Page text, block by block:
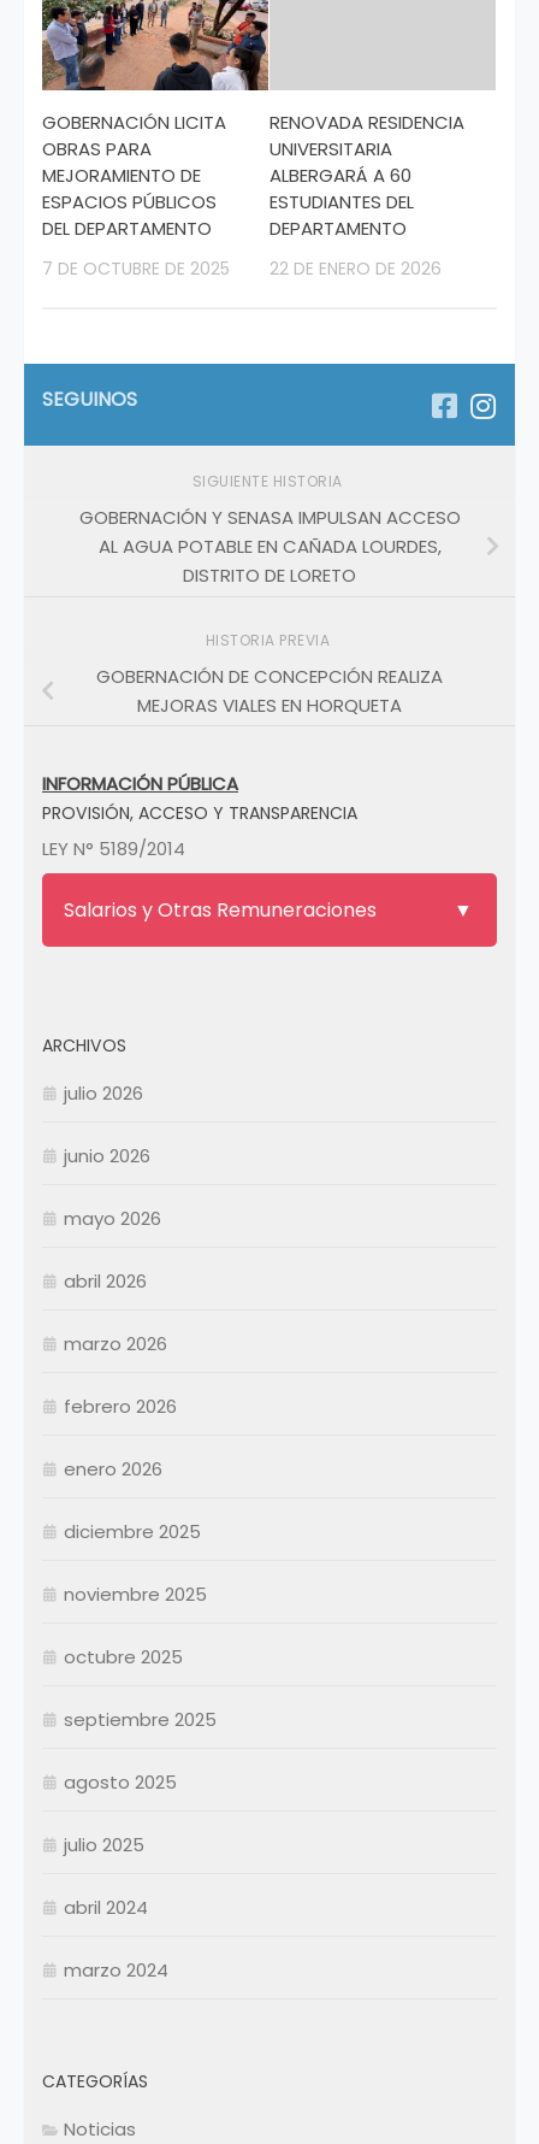
GOBERNACIÓN LICITA
OBRAS PARA
MEJORAMIENTO DE
ESPACIOS PÚBLICOS
DEL DEPARTAMENTO
7 DE OCTUBRE DE 2025
RENOVADA RESIDENCIA
UNIVERSITARIA
ALBERGARÁ A 60
ESTUDIANTES DEL
DEPARTAMENTO
22 DE ENERO DE 2026
SEGUINOS
SIGUIENTE HISTORIA
GOBERNACIÓN Y SENASA IMPULSAN ACCESO
AL AGUA POTABLE EN CAÑADA LOURDES,
DISTRITO DE LORETO
HISTORIA PREVIA
GOBERNACIÓN DE CONCEPCIÓN REALIZA
MEJORAS VIALES EN HORQUETA
INFORMACIÓN PÚBLICA
PROVISIÓN, ACCESO Y TRANSPARENCIA
LEY N° 5189/2014
Salarios y Otras Remuneraciones
Enero
Junio
Agosto
Noviembre
Resumen Permanentes
Junio
Agosto
Noviembre
Resumen Permanentes
ARCHIVOS
julio 2026
junio 2026
mayo 2026
abril 2026
marzo 2026
febrero 2026
enero 2026
diciembre 2025
noviembre 2025
octubre 2025
septiembre 2025
agosto 2025
julio 2025
abril 2024
marzo 2024
CATEGORÍAS
Noticias